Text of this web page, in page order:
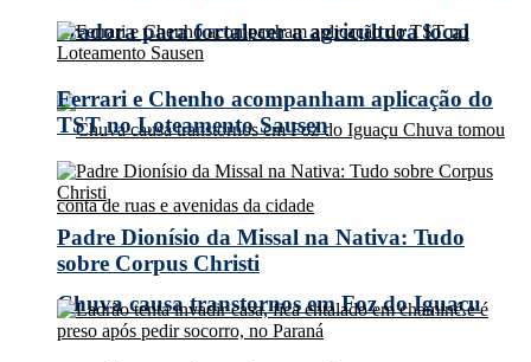
aradora para fortalecer a agricultura local
Chuva causa transtornos em Foz do Iguaçu
Ferrari e Chenho acompanham aplicação do
TST no Loteamento Sausen
Padre Dionísio da Missal na Nativa: Tudo
sobre Corpus Christi